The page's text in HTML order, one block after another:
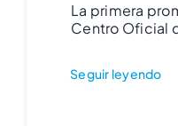
La primera
Centro Oficial
Seguir leyendo